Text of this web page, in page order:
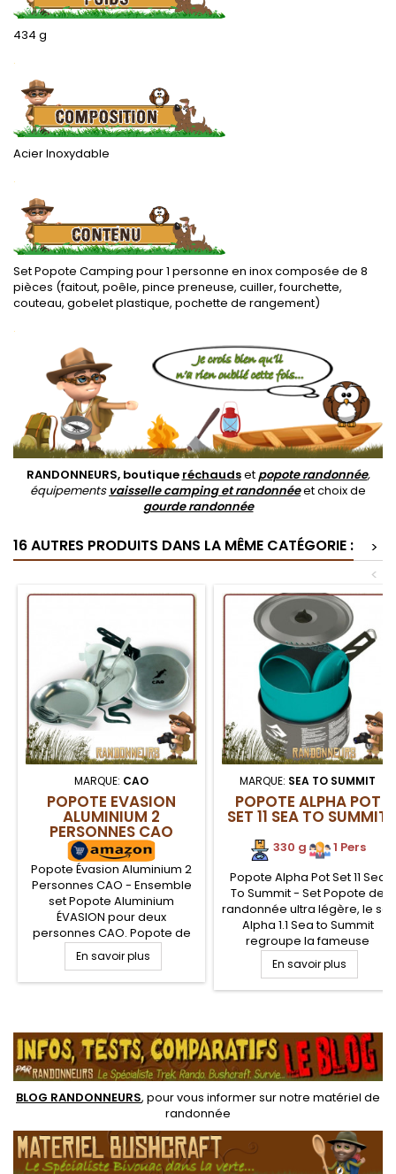
434 g
.
Acier Inoxydable
.
Set Popote Camping pour 1 personne en inox composée de 8
pièces (faitout, poêle, pince preneuse, cuiller, fourchette,
couteau, gobelet plastique, pochette de rangement)
.
RANDONNEURS, boutique réchaudsetpopote randonnée,
équipements vaisselle camping et randonnéeet choix de
gourde randonnée
16 AUTRES PRODUITS DANS LA MÊME CATÉGORIE :
>
<
MARQUE: CAO
POPOTE EVASION
ALUMINIUM 2
PERSONNES CAO
Popote Évasion Aluminium 2
Personnes CAO - Ensemble
set Popote Aluminium
ÉVASION pour deux
personnes CAO. Popote de
camping alu composée de 12
pièces (faitout, poêle,
assiettes, quarts, cuillères,
nature en binôme.
En savoir plus
MARQUE: SEA TO SUMMIT
POPOTE ALPHA POT
SET 11 SEA TO SUMMIT
330 g
1 Pers
Popote Alpha Pot Set 11 Sea
To Summit - Set Popote de
randonnée ultra légère, le set
Alpha 1.1 Sea to Summit
regroupe la fameuse
casserole Alpha Pot de 1.2
avec un Mug DeltaLight et un
bol DeltaLight. Un ensemble
En savoir plus
BLOG RANDONNEURS, pour vous informer sur notre matériel de
randonnée